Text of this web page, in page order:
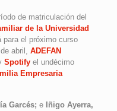
de matriculación del
de la Universidad
el próximo curso
abril, ADEFAN
Spotifyel undécimo
Empresaria
Garcés; e Iñigo Ayerra,